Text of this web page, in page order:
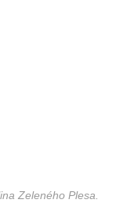
Zeleného Plesa.